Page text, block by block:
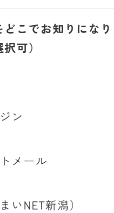
どこでお知りにな
可）
ン
メール
いNET新潟）